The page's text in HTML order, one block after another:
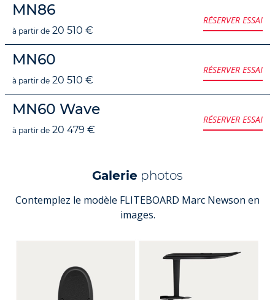
MN86
à partir de 20 510 €
RÉSERVER ESSAI
MN60
à partir de 20 510 €
RÉSERVER ESSAI
MN60 Wave
à partir de 20 479 €
RÉSERVER ESSAI
Galerie photos
Contemplez le modèle FLITEBOARD Marc Newson en
images.